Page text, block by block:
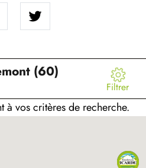
(60)
Filtrer
à vos critères de recherche.